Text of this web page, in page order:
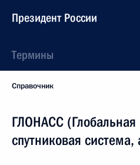
Президент России
Термины
Справочник
ГЛОНАСС (Глобальная
спутниковая система,